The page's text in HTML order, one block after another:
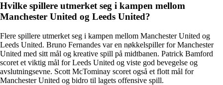
Hvilke spillere utmerket seg i kampen mellom
Manchester United og Leeds United?
Flere spillere utmerket seg i kampen mellom Manchester United og
Leeds United. Bruno Fernandes var en nøkkelspiller for Manchester
United med sitt mål og kreative spill på midtbanen. Patrick Bamford
scoret et viktig mål for Leeds United og viste god bevegelse og
avslutningsevne. Scott McTominay scoret også et flott mål for
Manchester United og bidro til lagets offensive spill.